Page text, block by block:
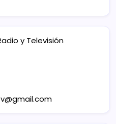
y Televisión